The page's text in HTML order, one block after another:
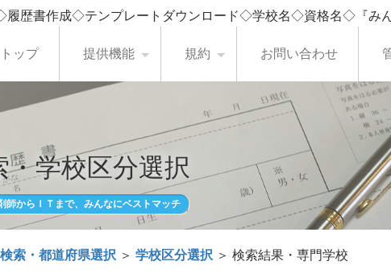
歴書作成◇テンプレートダウンロード◇学校名◇資格名◇『み
トップ 提供機能 規約 お問い合わせ
・学校区分選択
師からＩＴまで、みんなにベストマッチ
索・都道府県選択 ＞ 学校区分選択 ＞ 検索結果・専門学校